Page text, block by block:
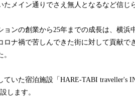
たメイン通りでさえ無人となるなど信じ
ョンの創業から25年までの成長は、横
ロナ禍で苦しんできた街に対して貢献
ていた宿泊施設「HARE-TABI traveller's
します。